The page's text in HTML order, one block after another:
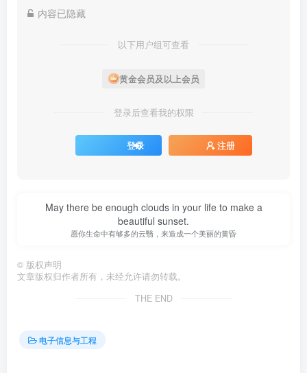
内容已隐藏
以下用户组可查看
黄金会员及以上会员
登录后查看我的权限
登录 注册
May there be enough clouds in your life to make a
beautiful sunset.
愿你生命中有够多的云翳，来造成一个美丽的黄昏
© 版权声明
文章版权归作者所有，未经允许请勿转载。
THE END
电子信息与工程